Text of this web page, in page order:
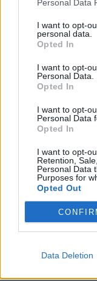
Personal Data
I want to opt-
personal data.
Opted In
I want to opt-
Personal Data.
Opted In
I want to opt-
Personal Data
Opted In
I want to opt-
Retention,
Personal Data
Purposes for
Opted Out
Data Deletion
https://
v=rwynCvRx02A